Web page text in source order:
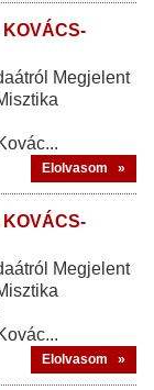
Megjelent
Elolvasom »
Megjelent
Elolvasom »